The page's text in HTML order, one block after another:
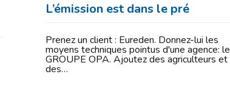
L’émission est dans le pré
Prenez un client : Eureden. Donnez-lui les
moyens techniques pointus d'une agence: le
GROUPE OPA. Ajoutez des agriculteurs et
des…